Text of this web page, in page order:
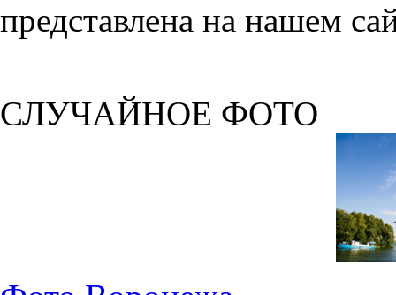
представлена на нашем
СЛУЧАЙНОЕ ФОТО